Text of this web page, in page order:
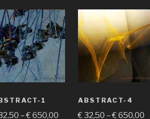
1
–€ 650,00
ABSTRACT-4
€ 32,50 –€ 650,00